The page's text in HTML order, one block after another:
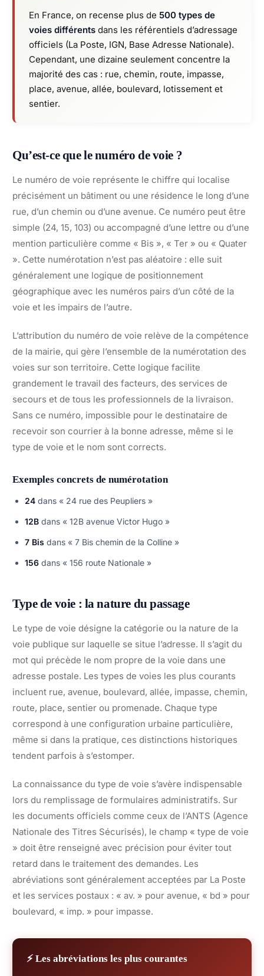
En France, on recense plus de 500 types de
voies différents dans les référentiels d’adressage
officiels (La Poste, IGN, Base Adresse Nationale).
Cependant, une dizaine seulement concentre la
majorité des cas : rue, chemin, route, impasse,
place, avenue, allée, boulevard, lotissement et
sentier.
Qu’est-ce que le numéro de voie ?
Le numéro de voie représente le chiffre qui localise
précisément un bâtiment ou une résidence le long d’une
rue, d’un chemin ou d’une avenue. Ce numéro peut être
simple (24, 15, 103) ou accompagné d’une lettre ou d’une
mention particulière comme « Bis », « Ter » ou « Quater
». Cette numérotation n’est pas aléatoire : elle suit
généralement une logique de positionnement
géographique avec les numéros pairs d’un côté de la
voie et les impairs de l’autre.
L’attribution du numéro de voie relève de la compétence
de la mairie, qui gère l’ensemble de la numérotation des
voies sur son territoire. Cette logique facilite
grandement le travail des facteurs, des services de
secours et de tous les professionnels de la livraison.
Sans ce numéro, impossible pour le destinataire de
recevoir son courrier à la bonne adresse, même si le
type de voie et le nom sont corrects.
Exemples concrets de numérotation
24 dans « 24 rue des Peupliers »
12B dans « 12B avenue Victor Hugo »
7 Bis dans « 7 Bis chemin de la Colline »
156 dans « 156 route Nationale »
Type de voie : la nature du passage
Le type de voie désigne la catégorie ou la nature de la
voie publique sur laquelle se situe l’adresse. Il s’agit du
mot qui précède le nom propre de la voie dans une
adresse postale. Les types de voies les plus courants
incluent rue, avenue, boulevard, allée, impasse, chemin,
route, place, sentier ou promenade. Chaque type
correspond à une configuration urbaine particulière,
même si dans la pratique, ces distinctions historiques
tendent parfois à s’estomper.
La connaissance du type de voie s’avère indispensable
lors du remplissage de formulaires administratifs. Sur
les documents officiels comme ceux de l’ANTS (Agence
Nationale des Titres Sécurisés), le champ « type de voie
» doit être renseigné avec précision pour éviter tout
retard dans le traitement des demandes. Les
abréviations sont généralement acceptées par La Poste
et les services postaux : « av. » pour avenue, « bd » pour
boulevard, « imp. » pour impasse.
⚡ Les abréviations les plus courantes